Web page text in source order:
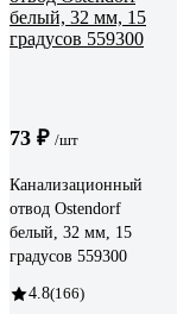
73 ₽ /шт
Канализационный
отвод Ostendorf
белый, 32 мм, 15
градусов 559300
4.8(166)